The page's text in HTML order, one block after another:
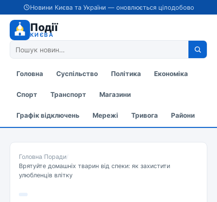
Новини Києва та України — оновлюється цілодобово
Події
КИЄВА
Головна Суспільство Політика Економіка
Спорт Транспорт Магазини
Графік відключень Мережі Тривога Райони
Головна/Поради/
Врятуйте домашніх тварин від спеки: як захистити
улюбленців влітку